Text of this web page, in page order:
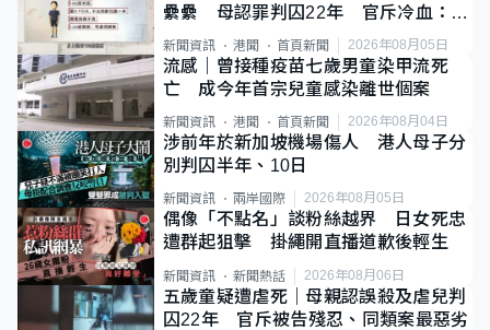
纍纍 母認罪判囚22年 官斥冷血：同
類案最惡劣
新聞資訊 港聞 首頁新聞 2026年08月05日
流感｜曾接種疫苗七歲男童染甲流死
亡 成今年首宗兒童感染離世個案
新聞資訊 港聞 首頁新聞 2026年08月04日
涉前年於新加坡機場傷人 港人母子分
別判囚半年、10日
新聞資訊 兩岸國際 2026年08月05日
偶像「不點名」談粉絲越界 日女死忠
遭群起狙擊 掛繩開直播道歉後輕生
新聞資訊 新聞熱話 2026年08月06日
五歲童疑遭虐死｜母親認誤殺及虐兒判
囚22年 官斥被告殘忍、同類案最惡劣